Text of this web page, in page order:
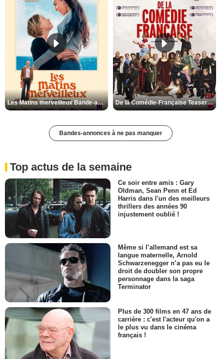
Les Matins merveilleux Bande-annonce VF De la Comédie-Française Teaser VF
Bandes-annonces à ne pas manquer
Top actus de la semaine
Ce soir entre amis : Gary
Oldman, Sean Penn et Ed
Harris dans l'un des meilleurs
thrillers des années 90
injustement oublié !
Même si l’allemand est sa
langue maternelle, Arnold
Schwarzenegger n’a pas eu le
droit de doubler son propre
personnage dans la saga
Terminator
Plus de 300 films en 47 ans de
carrière : c'est l'acteur qu'on a
le plus vu dans le cinéma
français !